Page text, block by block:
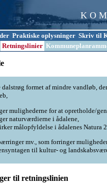
K O
Praktiske oplysninger Skriv til
Retningslinier
dalstrøg formet af mindre vandløb,
mulighederne for at opretholde/
naturværdierne i ådalene,
målopfyldelse i ådalenes Natura
mv., som forringer
til kultur- og
til retningslinien